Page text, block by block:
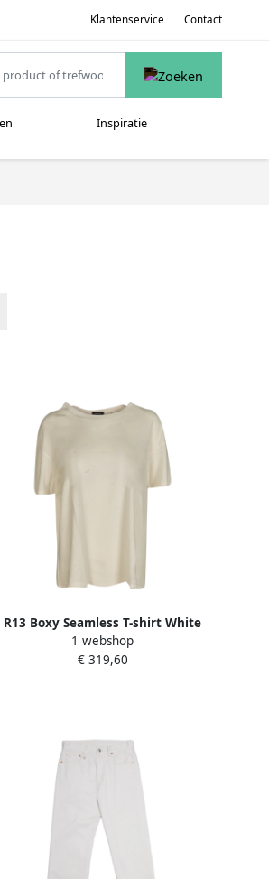
Klantenservice Contact
Inspiratie
R13 Boxy Seamless T-shirt White
Dames
1 webshop
€ 319,60